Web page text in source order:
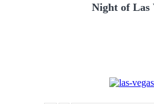
Night of Las